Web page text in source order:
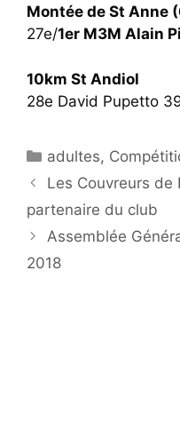
Montée de St Anne
27e/1er M3M Alain
10km St Andiol
28e David Pupetto
Catégories
adultes,
Les Couvreurs de
partenaire du club
Assemblée
2018